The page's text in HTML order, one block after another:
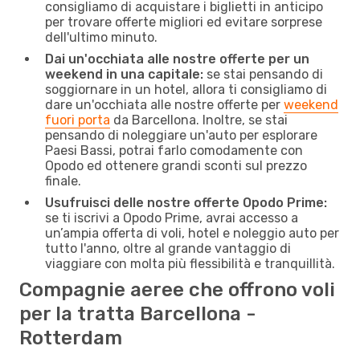
consigliamo di acquistare i biglietti in anticipo
per trovare offerte migliori ed evitare sorprese
dell'ultimo minuto.
Dai un'occhiata alle nostre offerte per un
weekend in una capitale: se stai pensando di
soggiornare in un hotel, allora ti consigliamo di
dare un'occhiata alle nostre offerte per weekend
fuori porta da Barcellona. Inoltre, se stai
pensando di noleggiare un'auto per esplorare
Paesi Bassi, potrai farlo comodamente con
Opodo ed ottenere grandi sconti sul prezzo
finale.
Usufruisci delle nostre offerte Opodo Prime:
se ti iscrivi a Opodo Prime, avrai accesso a
un’ampia offerta di voli, hotel e noleggio auto per
tutto l'anno, oltre al grande vantaggio di
viaggiare con molta più flessibilità e tranquillità.
Compagnie aeree che offrono voli
per la tratta Barcellona -
Rotterdam